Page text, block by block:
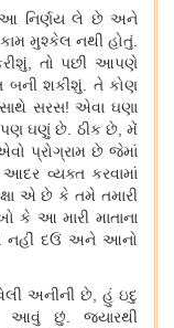
આ નિર્ણય લે છે અને
મુશ્કેલ નથી હોતું.
તો પછી આપણે
બની શકીશું. તે કોણ
સરસ! એવા ઘણા
ઘણું છે. ઠીક છે, મેં
પ્રોગ્રામ છે જેમાં
આદર વ્યક્ત કરવામાં
એ છે કે તમે તમારી
કે આ મારી માતાના
નહીં દઉં અને આનો
ેલીઅનીની છે, હું ઇદુ
આવું છું. જ્યારથ